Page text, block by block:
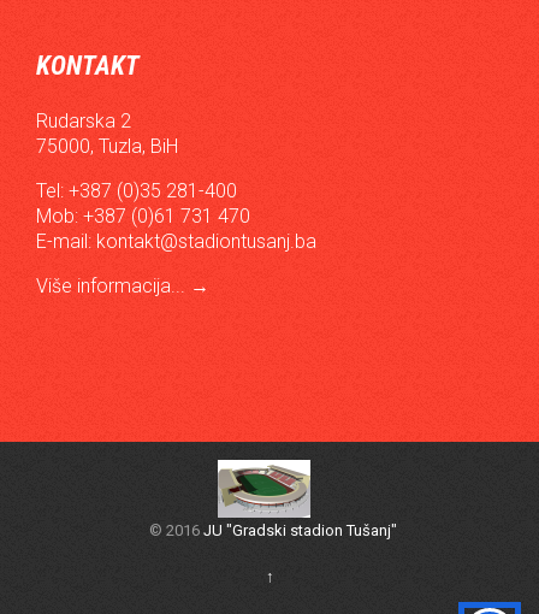
KONTAKT
Rudarska 2
75000, Tuzla, BiH
Tel: +387 (0)35 281-400
Mob: +387 (0)61 731 470
E-mail: kontakt@stadiontusanj.ba
Više informacija...
→
© 2016 JU "Gradski stadion Tušanj"
↑